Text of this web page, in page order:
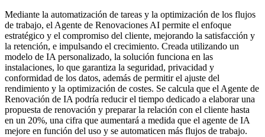
Mediante la automatización de tareas y la optimización de los flujos
de trabajo, el Agente de Renovaciones AI permite el enfoque
estratégico y el compromiso del cliente, mejorando la satisfacción y
la retención, e impulsando el crecimiento. Creada utilizando un
modelo de IA personalizado, la solución funciona en las
instalaciones, lo que garantiza la seguridad, privacidad y
conformidad de los datos, además de permitir el ajuste del
rendimiento y la optimización de costes. Se calcula que el Agente de
Renovación de IA podría reducir el tiempo dedicado a elaborar una
propuesta de renovación y preparar la relación con el cliente hasta
en un 20%, una cifra que aumentará a medida que el agente de IA
mejore en función del uso y se automaticen más flujos de trabajo.